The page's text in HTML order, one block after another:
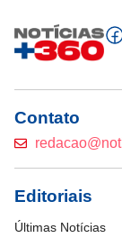
Contato
Editoriais
Últimas Notícias